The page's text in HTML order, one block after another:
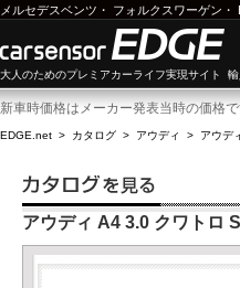
メルセデスベンツ ・ フォルクスワーゲン ・
大人のためのプレミアカーライフ実現サイト
新車時価格はメーカー発表当時の価格
EDGE.net > カタログ > アウディ > アウデ
アウディ A4 3.0 クワトロ